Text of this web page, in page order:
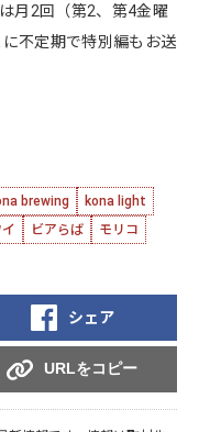
月2回（第2、第4金曜
不定期で特別編もお送
brewing
kona light
ビアらば
モリコ
シェア
URLをコピー